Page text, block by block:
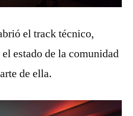
el track técnico,
estado de la comunidad
de ella.